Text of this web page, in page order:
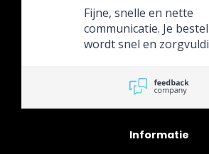
Fijne, snelle en nette
communicatie. Je
wordt snel en
Informatie